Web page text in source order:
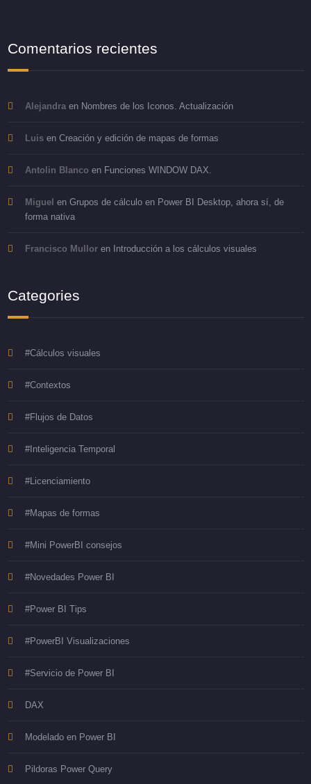
Comentarios recientes
Alejandraen Nombres de los Iconos. Actualización
Luisen Creación y edición de mapas de formas
Antolin Blancoen Funciones WINDOW DAX.
Miguel en Grupos de cálculo en Power BI Desktop, ahora sí, de
forma nativa
Francisco Mulloren Introducción a los cálculos visuales
Categories
#Cálculos visuales
#Contextos
#Flujos de Datos
#Inteligencia Temporal
#Licenciamiento
#Mapas de formas
#Mini PowerBI consejos
#Novedades Power BI
#Power BI Tips
#PowerBI Visualizaciones
#Servicio de Power BI
DAX
Modelado en Power BI
Pildoras Power Query